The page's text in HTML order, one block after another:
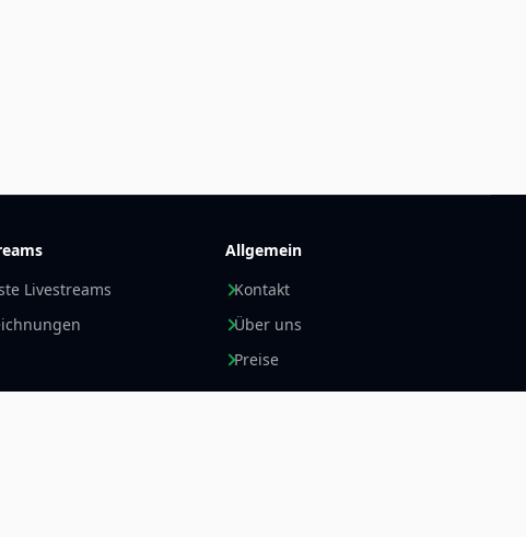
Livestreams
Allgemein
Kontakt
Über uns
Preise